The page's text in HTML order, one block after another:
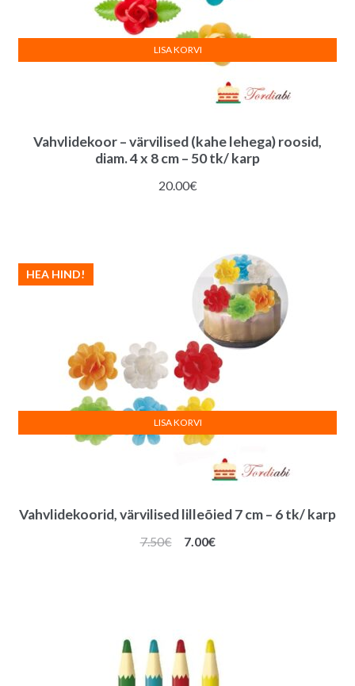
Vahvlidekoor – värvilised (kahe lehega) roosid,
diam. 4 x 8 cm – 50 tk/ karp
20.00€
LISA KORVI
Vahvlidekoorid, värvilised lilleõied 7 cm – 6 tk/ karp
HEA HIND!
7.50€
Algne
7.00€Praegune
LISA KORVI